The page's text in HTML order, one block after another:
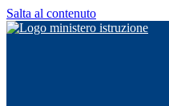
Salta al contenuto